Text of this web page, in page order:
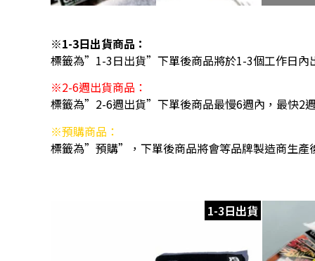
※1-3日出貨商品：
標籤為”1-3日出貨”下單後商品將於1-3個工作日內
※2-6週出貨商品：
標籤為”2-6週出貨”下單後商品最慢6週內，最快2
※預購商品：
標籤為”預購”，下單後商品將會等品牌製造商生產
1-3日出貨